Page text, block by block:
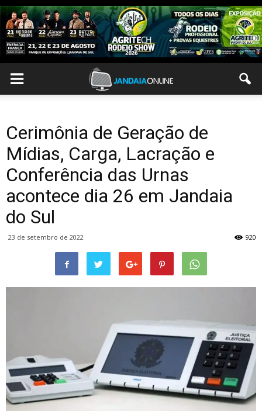
Cerimônia de Geração de
Mídias, Carga, Lacração e
Conferência das Urnas
acontece dia 26 em Jandaia
do Sul
23 de setembro de 2022 920